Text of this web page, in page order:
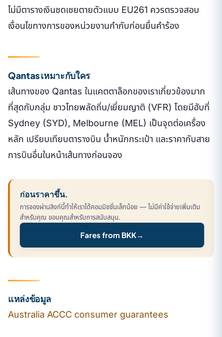
ไม่มีตารางเงินชดเชยตายตัวแบบ EU261 ควรตรวจสอบ
เงื่อนไขทางการของหน่วยงานกำกับก่อนยื่นคำร้อง
Qantas เหมาะกับใคร
เส้นทางของ Qantas ในแคตตาล็อกของเราเกี่ยวข้องมาก
ที่สุดกับกลุ่ม ชาวไทยพลัดถิ่น/เยี่ยมญาติ (VFR) โดยมีฮับที่
Sydney (SYD), Melbourne (MEL) เป็นจุดต่อเครื่อง
หลัก เปรียบเทียบตารางบิน น้ำหนักกระเป๋า และราคากับสาย
การบินอื่นในหน้าเส้นทางก่อนจอง
ก่อนราคาขึ้น.
การจองผ่านลิงก์นี้ทำให้เราได้คอมมิชชั่นเล็กน้อย — ไม่มีค่าใช้จ่ายเพิ่มเติม
สำหรับคุณ ขอบคุณสำหรับการสนับสนุน.
Fares from BKK→
แหล่งข้อมูล
Australia ACCC consumer guarantees